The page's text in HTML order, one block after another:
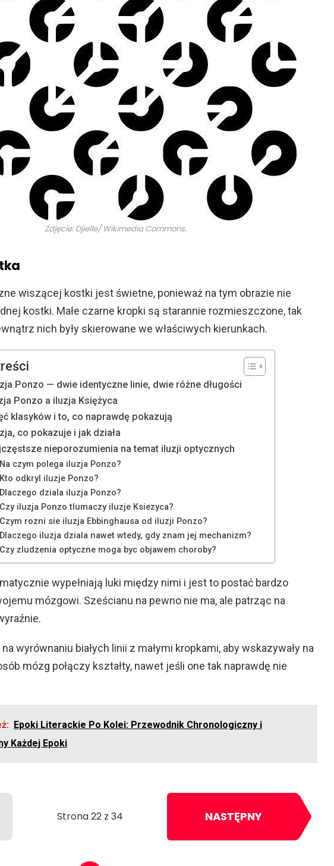
Zdjęcie: Djielle/ Wikimedia Commons.
wiszącej kostki jest świetne, ponieważ na tym obrazie nie
kostki. Małe czarne kropki są starannie rozmieszczone, tak
nich były skierowane we właściwych kierunkach.
Ponzo — dwie identyczne linie, dwie różne długości
Ponzo a iluzja Księżyca
klasyków i to, co naprawdę pokazują
co pokazuje i jak działa
nieporozumienia na temat iluzji optycznych
Na czym polega iluzja Ponzo?
Kto odkryl iluzje Ponzo?
Dlaczego dziala iluzja Ponzo?
Czy iluzja Ponzo tlumaczy iluzje Ksiezyca?
Czym rozni sie iluzja Ebbinghausa od iluzji Ponzo?
Dlaczego iluzja dziala nawet wtedy, gdy znam jej mechanizm?
Czy zludzenia optyczne moga byc objawem choroby?
wypełniają luki między nimi i jest to postać bardzo
mózgowi. Sześcianu na pewno nie ma, ale patrząc na
wyrównaniu białych linii z małymi kropkami, aby wskazywały na
mózg połączy kształty, nawet jeśli one tak naprawdę nie
Epoki Literackie Po Kolei: Przewodnik Chronologiczny i
Każdej Epoki
Strona 22 z 34 NASTĘPNY